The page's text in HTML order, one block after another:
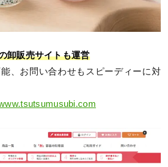
卸販売サイトも運営
、お問い合わせもスピーディーに対